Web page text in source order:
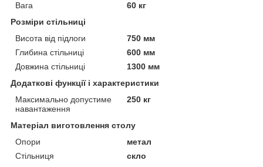
Вага
60 кг
Розміри стільниці
Висота від підлоги
750 мм
Глибина стільниці
600 мм
Довжина стільниці
1300 мм
Додаткові функції і характеристики
Максимально допустиме
навантаження
250 кг
Матеріал виготовлення столу
Опори
метал
Стільниця
скло